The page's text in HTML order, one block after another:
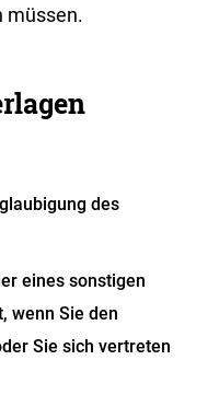
müssen.
des
eines sonstigen
wenn Sie den
Sie sich vertreten